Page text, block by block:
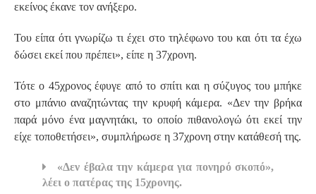
εκείνος έκανε τον ανήξερο.
Του είπα ότι γνωρίζω τι έχει στο τηλέφωνο του και ότι τα έχω
δώσει εκεί που πρέπει», είπε η 37χρονη.
Τότε ο 45χρονος έφυγε από το σπίτι και η σύζυγος του μπήκε
στο μπάνιο αναζητώντας την κρυφή κάμερα. «Δεν την βρήκα
παρά μόνο ένα μαγνητάκι, το οποίο πιθανολογώ ότι εκεί την
είχε τοποθετήσει», συμπλήρωσε η 37χρονη στην κατάθεσή της.
«Δεν έβαλα την κάμερα για πονηρό σκοπό»,
λέει ο πατέρας της 15χρονης.